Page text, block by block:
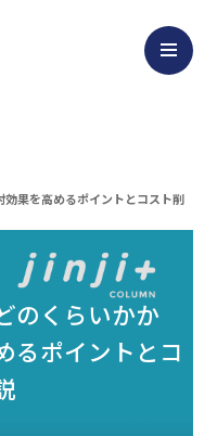
果を高めるポイントとコスト削
のくらいかか
るポイントとコ